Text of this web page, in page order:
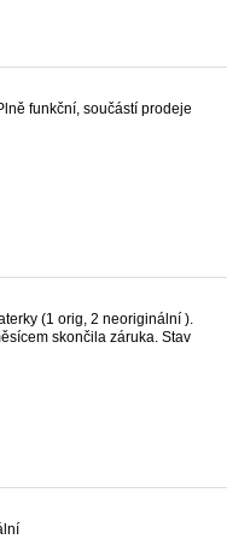
funkční, součástí prodeje
(1 orig, 2 neoriginální ).
skončila záruka. Stav